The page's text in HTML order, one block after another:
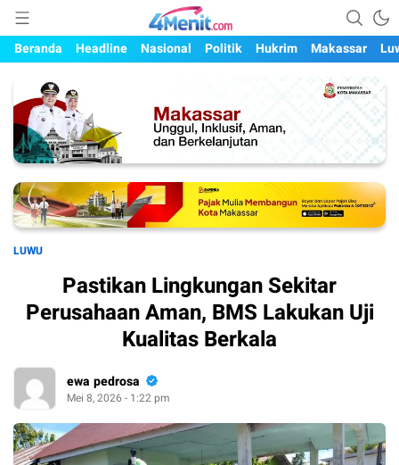
4menit.com
Mengungkap Kisah, Setiap Hari
Beranda
Headline Nasional Politik Hukrim Makassar
LUWU
Pastikan Lingkungan Sekitar
Perusahaan Aman, BMS Lakukan Uji
Kualitas Berkala
ewa pedrosa
Mei 8, 2026 - 1:22 pm